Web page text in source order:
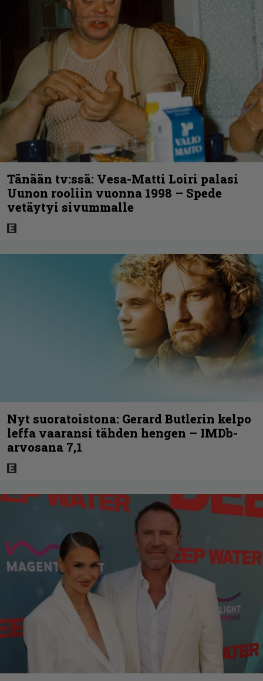
Tänään tv:ssä: Vesa-Matti Loiri palasi
Uunon rooliin vuonna 1998 – Spede
vetäytyi sivummalle
Nyt suoratoistona: Gerard Butlerin kelpo
leffa vaaransi tähden hengen – IMDb-
arvosana 7,1